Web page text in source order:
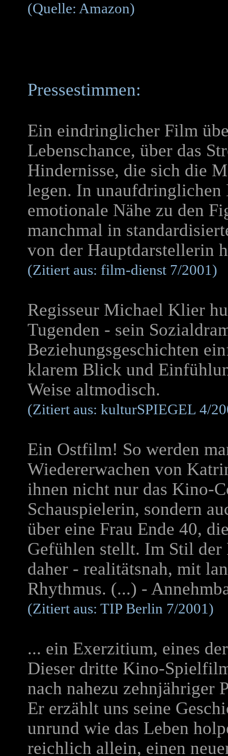
(Quelle: Amazon)
Pressestimmen:
Ein eindringlicher Film
Lebenschance, über das
Hindernisse, die sich die
legen. In unaufdringlichen
emotionale Nähe zu den
manchmal in
von der Hauptdarstellerin
(Zitiert aus: film-dienst 7/2001)
Regisseur Michael Klier
Tugenden - sein
Beziehungsgeschichten
klarem Blick und
Weise altmodisch.
(Zitiert aus: kulturSPIEGEL 4/
Ein Ostfilm! So werden
Wiedererwachen von
ihnen nicht nur das Kino-
Schauspielerin, sondern
über eine Frau Ende 40,
Gefühlen stellt. Im Stil
daher - realitätsnah, mit
Rhythmus. (...) -
(Zitiert aus: TIP Berlin 7/2001)
... ein Exerzitium, eines
Dieser dritte Kino-
nach nahezu zehnjähriger
Er erzählt uns seine
unrund wie das Leben
reichlich allein, einen